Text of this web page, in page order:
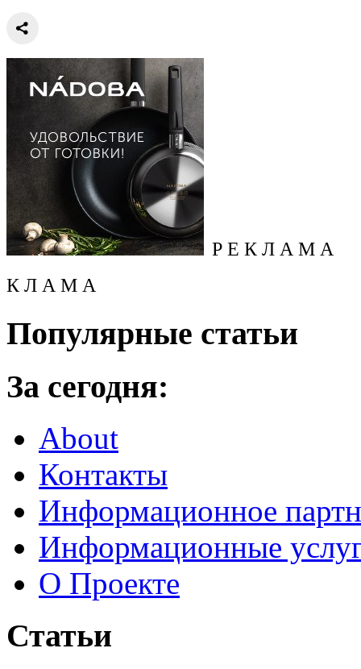
Р Е К Л А М А
К Л А М А
Популярные статьи
За сегодня:
About
Контакты
Информационное
Информационные
О Проекте
Статьи